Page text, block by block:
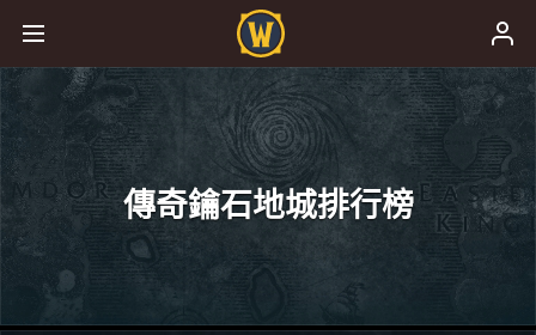
傳奇鑰石地城排行榜